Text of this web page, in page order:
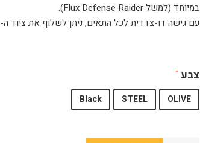
במיוחד (למשל Flux Defense Raider).
עם גישה דו-צדדית לכל התאים, ניתן לשלוף את ציוד ה-EDC במהירות ובקלות בכל מצב.
צבע
OLIVE
STEEL
Black